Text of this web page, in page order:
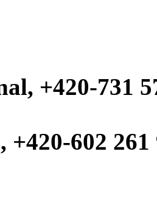
+420-731
+420-602 261